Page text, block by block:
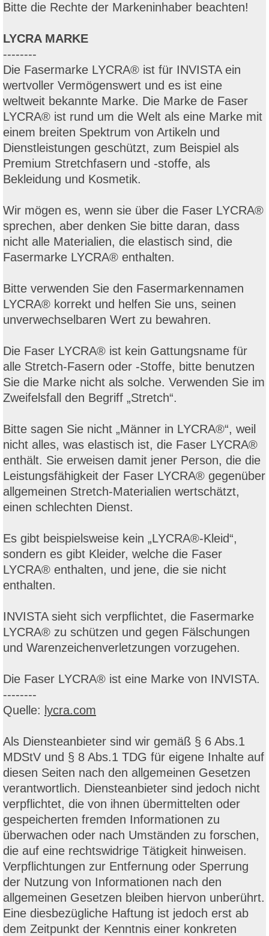
Bitte die Rechte der Markeninhaber beachten!
LYCRA MARKE
--------
Die Fasermarke LYCRA® ist für INVISTA ein
wertvoller Vermögenswert und es ist eine
weltweit bekannte Marke. Die Marke de Faser
LYCRA® ist rund um die Welt als eine Marke mit
einem breiten Spektrum von Artikeln und
Dienstleistungen geschützt, zum Beispiel als
Premium Stretchfasern und -stoffe, als
Bekleidung und Kosmetik.
Wir mögen es, wenn sie über die Faser LYCRA®
sprechen, aber denken Sie bitte daran, dass
nicht alle Materialien, die elastisch sind, die
Fasermarke LYCRA® enthalten.
Bitte verwenden Sie den Fasermarkennamen
LYCRA® korrekt und helfen Sie uns, seinen
unverwechselbaren Wert zu bewahren.
Die Faser LYCRA® ist kein Gattungsname für
alle Stretch-Fasern oder -Stoffe, bitte benutzen
Sie die Marke nicht als solche. Verwenden Sie im
Zweifelsfall den Begriff „Stretch“.
Bitte sagen Sie nicht „Männer in LYCRA®“, weil
nicht alles, was elastisch ist, die Faser LYCRA®
enthält. Sie erweisen damit jener Person, die die
Leistungsfähigkeit der Faser LYCRA® gegenüber
allgemeinen Stretch-Materialien wertschätzt,
einen schlechten Dienst.
Es gibt beispielsweise kein „LYCRA®-Kleid“,
sondern es gibt Kleider, welche die Faser
LYCRA® enthalten, und jene, die sie nicht
enthalten.
INVISTA sieht sich verpflichtet, die Fasermarke
LYCRA® zu schützen und gegen Fälschungen
und Warenzeichenverletzungen vorzugehen.
Die Faser LYCRA® ist eine Marke von INVISTA.
--------
Quelle: lycra.com
Als Diensteanbieter sind wir gemäß § 6 Abs.1
MDStV und § 8 Abs.1 TDG für eigene Inhalte auf
diesen Seiten nach den allgemeinen Gesetzen
verantwortlich. Diensteanbieter sind jedoch nicht
verpflichtet, die von ihnen übermittelten oder
gespeicherten fremden Informationen zu
überwachen oder nach Umständen zu forschen,
die auf eine rechtswidrige Tätigkeit hinweisen.
Verpflichtungen zur Entfernung oder Sperrung
der Nutzung von Informationen nach den
allgemeinen Gesetzen bleiben hiervon unberührt.
Eine diesbezügliche Haftung ist jedoch erst ab
dem Zeitpunkt der Kenntnis einer konkreten